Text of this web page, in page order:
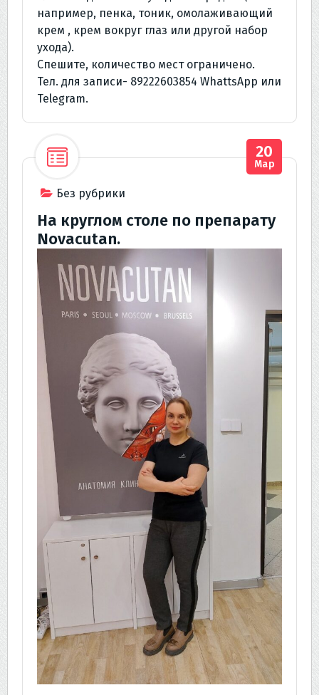
например, пенка, тоник, омолаживающий
крем , крем вокруг глаз или другой набор
ухода).
Спешите, количество мест ограничено.
Тел. для записи- 89222603854 WhattsApp или
Telegram.
Без рубрики
20
Мар
На круглом столе по препарату
Novacutan.